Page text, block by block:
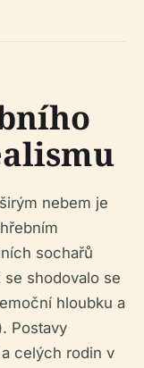
nebem je
sochařů
shodovalo se
hloubku a
Postavy
celých rodin v